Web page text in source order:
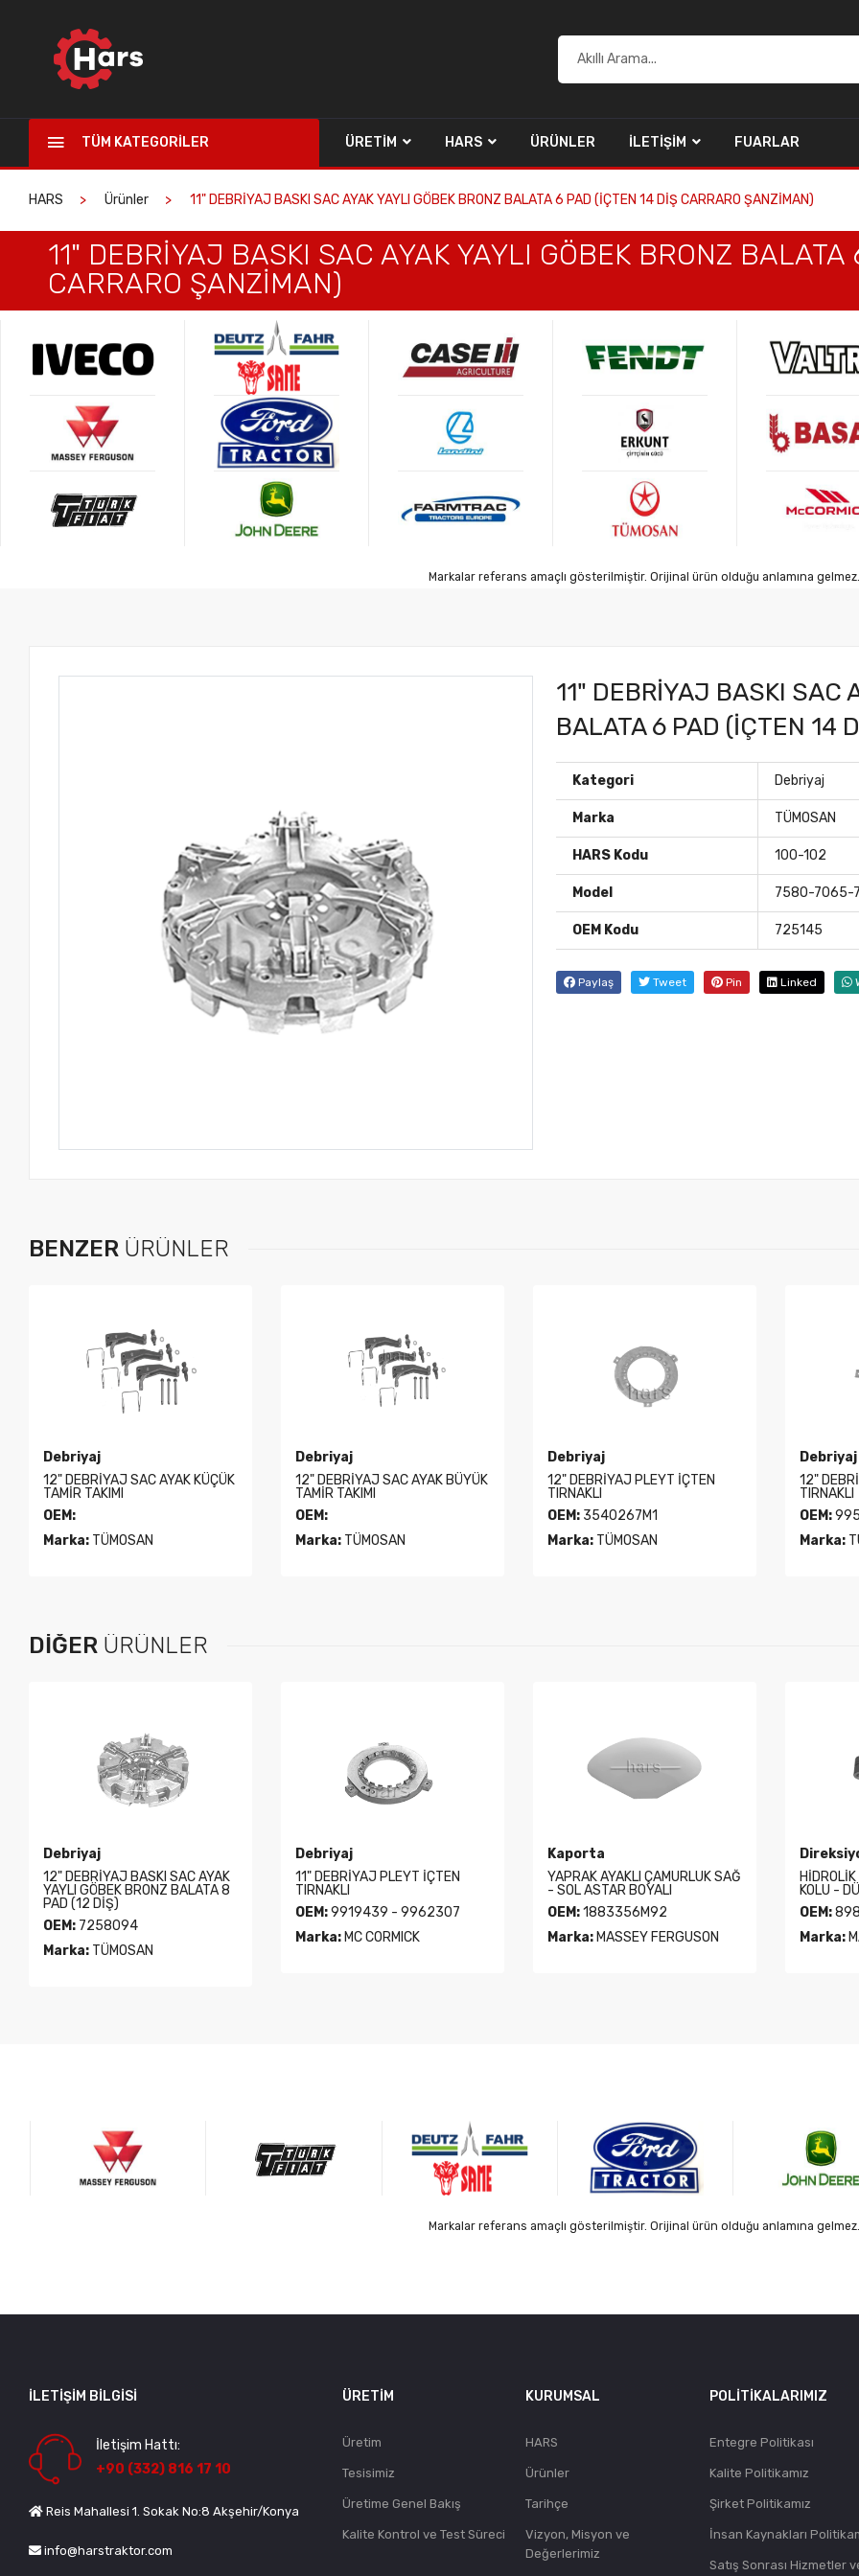
TÜM KATEGORILER ÜRETIM HARS ÜRÜNLER İLETIŞIM FUARLAR
HARS Ürünler 11" DEBRİYAJ BASKI SAC AYAK YAYLI GÖBEK BRONZ BALATA 6 PAD (İÇTEN 14 DİŞ CARRARO ŞANZİMAN)
11" DEBRİYAJ BASKI SAC AYAK YAYLI GÖBEK BRONZ
CARRARO ŞANZİMAN)
Markalar referans amaçlı gösterilmiştir. Orijinal ürün olduğu anlamına gelmez.
11" DEBRİYAJ BASKI SAC
BALATA 6 PAD (İÇTEN 14
Kategori Debriyaj
Marka TÜMOSAN
HARS Kodu 100-102
Model 7580-7065-
OEM Kodu 725145
Paylaş Tweet Pin Linked
BENZER ÜRÜNLER
Debriyaj
12" DEBRİYAJ SAC AYAK KÜÇÜK
TAMİR TAKIMI
OEM:
Marka: TÜMOSAN
Debriyaj
12" DEBRİYAJ SAC AYAK BÜYÜK
TAMİR TAKIMI
OEM:
Marka:TÜMOSAN
Debriyaj
12" DEBRİYAJ PLEYT İÇTEN
TIRNAKLI
OEM:3540267M1
Marka:TÜMOSAN
Debriyaj
12"
TIRNAKLI
OEM:
Marka:
DIĞER ÜRÜNLER
Debriyaj
12" DEBRİYAJ BASKI SAC AYAK
YAYLI GÖBEK BRONZ BALATA 8
PAD (12 DİŞ)
OEM: 7258094
Marka: TÜMOSAN
Debriyaj
11" DEBRİYAJ PLEYT İÇTEN
TIRNAKLI
OEM:9919439 - 9962307
Marka:MC CORMICK
Kaporta
YAPRAK AYAKLI ÇAMURLUK SAĞ
- SOL ASTAR BOYALI
OEM:1883356M92
Marka:MASSEY FERGUSON
KOLU -
OEM:
Marka:
Markalar referans amaçlı gösterilmiştir. Orijinal ürün olduğu anlamına gelmez.
İLETIŞIM BILGISI
İletişim Hattı:
+90 (332) 816 17 10
Reis Mahallesi 1. Sokak No:8 Akşehir/Konya
info@harstraktor.com
ÜRETIM
Üretim
Tesisimiz
Üretime Genel Bakış
Kalite Kontrol ve Test Süreci
KURUMSAL
HARS
Ürünler
Tarihçe
Vizyon, Misyon ve
Değerlerimiz
POLITIKALARIMIZ
Entegre Politikası
Kalite Politikamız
Şirket Politikamız
İnsan Kaynakları
Satış Sonrası Hizmetler